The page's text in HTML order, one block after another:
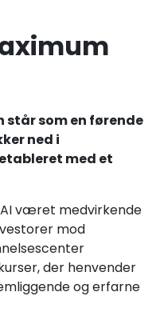
står som en førende
ned i
med et
AI været medvirkende
mod
der henvender
og erfarne